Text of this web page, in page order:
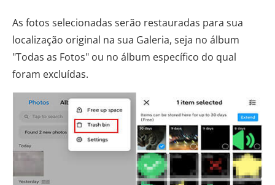
As fotos selecionadas serão restauradas para sua
localização original na sua Galeria, seja no álbum
"Todas as Fotos" ou no álbum específico do qual
foram excluídas.